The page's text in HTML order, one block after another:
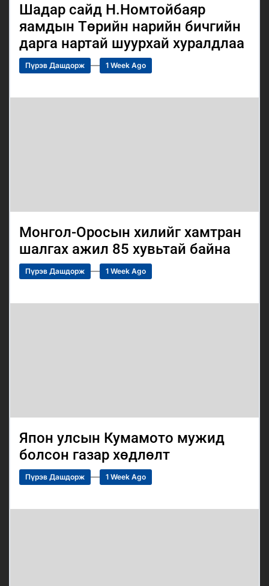
Шадар сайд Н.Номтойбаяр
яамдын Төрийн нарийн бичгийн
дарга нартай шуурхай хуралдлаа
Пүрэв Дашдорж 1 Week Ago
Монгол-Оросын хилийг хамтран
шалгах ажил 85 хувьтай байна
Пүрэв Дашдорж 1 Week Ago
Япон улсын Кумамото мужид
болсон газар хөдлөлт
Пүрэв Дашдорж 1 Week Ago